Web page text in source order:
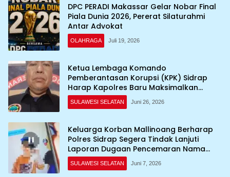
DPC PERADI Makassar Gelar Nobar Final
Piala Dunia 2026, Pererat Silaturahmi
Antar Advokat
OLAHRAGA Juli 19, 2026
Ketua Lembaga Komando
Pemberantasan Korupsi (KPK) Sidrap
Harap Kapolres Baru Maksimalkan
Penanganan Kasus
SULAWESI SELATAN Juni 26, 2026
Keluarga Korban Mallinoang Berharap
Polres Sidrap Segera Tindak Lanjuti
Laporan Dugaan Pencemaran Nama
Baik di TikTok
SULAWESI SELATAN Juni 7, 2026